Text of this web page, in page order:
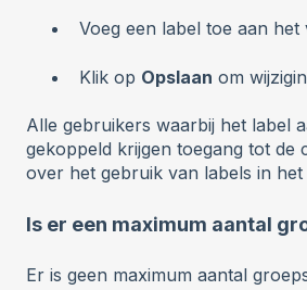
Voeg een label toe aan het
Klik op Opslaan om
Alle gebruikers waarbij het label
gekoppeld krijgen toegang tot de
over het gebruik van labels in het
Is er een maximum aantal
Er is geen maximum aantal